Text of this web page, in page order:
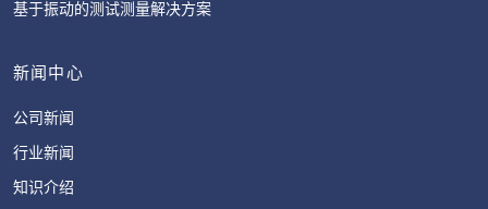
基于振动的测试测量解决方案
新闻中心
公司新闻
行业新闻
知识介绍